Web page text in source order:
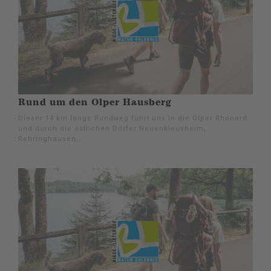
Rund um den Olper Hausberg
Dieser 14 km lange Rundweg führt uns in die Olper Rhonard
und durch die östlichen Dörfer Neuenkleusheim,
Rehringhausen,.